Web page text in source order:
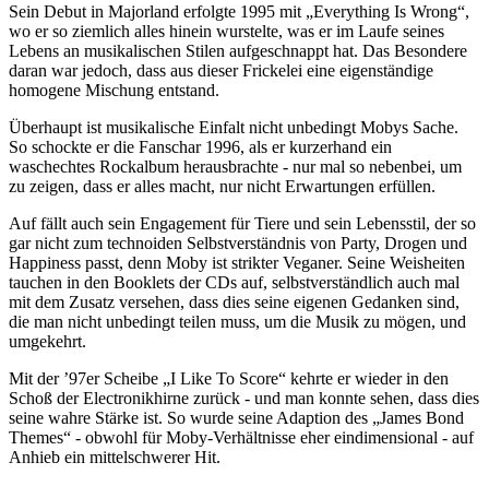
Sein Debut in Majorland erfolgte 1995 mit „Everything Is Wrong“,
wo er so ziemlich alles hinein wurstelte, was er im Laufe seines
Lebens an musikalischen Stilen aufgeschnappt hat. Das Besondere
daran war jedoch, dass aus dieser Frickelei eine eigenständige
homogene Mischung entstand.
Überhaupt ist musikalische Einfalt nicht unbedingt Mobys Sache.
So schockte er die Fanschar 1996, als er kurzerhand ein
waschechtes Rockalbum herausbrachte - nur mal so nebenbei, um
zu zeigen, dass er alles macht, nur nicht Erwartungen erfüllen.
Auf fällt auch sein Engagement für Tiere und sein Lebensstil, der so
gar nicht zum technoiden Selbstverständnis von Party, Drogen und
Happiness passt, denn Moby ist strikter Veganer. Seine Weisheiten
tauchen in den Booklets der CDs auf, selbstverständlich auch mal
mit dem Zusatz versehen, dass dies seine eigenen Gedanken sind,
die man nicht unbedingt teilen muss, um die Musik zu mögen, und
umgekehrt.
Mit der ’97er Scheibe „I Like To Score“ kehrte er wieder in den
Schoß der Electronikhirne zurück - und man konnte sehen, dass dies
seine wahre Stärke ist. So wurde seine Adaption des „James Bond
Themes“ - obwohl für Moby-Verhältnisse eher eindimensional - auf
Anhieb ein mittelschwerer Hit.